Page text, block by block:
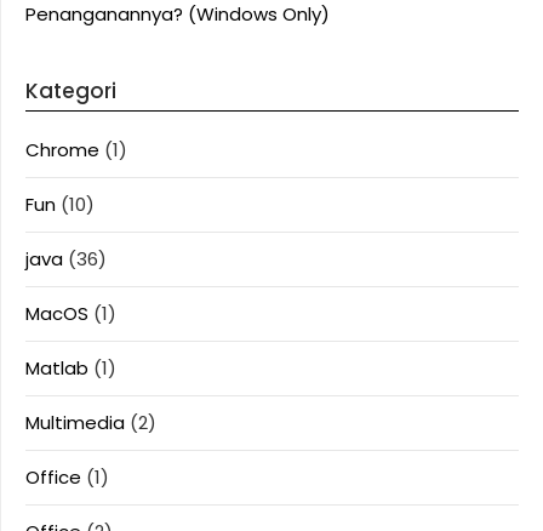
Penanganannya? (Windows Only)
Kategori
Chrome (1)
Fun (10)
java (36)
MacOS (1)
Matlab (1)
Multimedia (2)
Office (1)